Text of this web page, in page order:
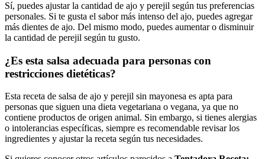
Sí, puedes ajustar la cantidad de ajo y perejil según tus preferencias
personales. Si te gusta el sabor más intenso del ajo, puedes agregar
más dientes de ajo. Del mismo modo, puedes aumentar o disminuir
la cantidad de perejil según tu gusto.
¿Es esta salsa adecuada para personas con
restricciones dietéticas?
Esta receta de salsa de ajo y perejil sin mayonesa es apta para
personas que siguen una dieta vegetariana o vegana, ya que no
contiene productos de origen animal. Sin embargo, si tienes alergias
o intolerancias específicas, siempre es recomendable revisar los
ingredientes y ajustar la receta según tus necesidades.